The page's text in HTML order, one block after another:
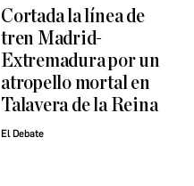
Cortada la línea de
tren Madrid-
Extremadura por un
atropello mortal en
Talavera de la Reina
El Debate